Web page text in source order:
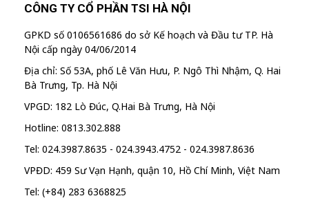
CÔNG TY CỔ PHẦN TSI HÀ NỘI
GPKD số 0106561686 do sở Kế hoạch và Đầu tư TP. Hà
Nội cấp ngày 04/06/2014
Địa chỉ: Số 53A, phố Lê Văn Hưu, P. Ngô Thì Nhậm, Q. Hai
Bà Trưng, Tp. Hà Nội
VPGD: 182 Lò Đúc, Q.Hai Bà Trưng, Hà Nội
Hotline: 0813.302.888
Tel: 024.3987.8635 - 024.3943.4752 - 024.3987.8636
VPĐD: 459 Sư Vạn Hạnh, quận 10, Hồ Chí Minh, Việt Nam
Tel: (+84) 283 6368825